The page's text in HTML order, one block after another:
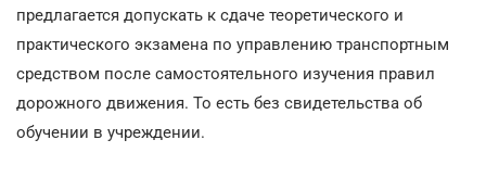
предлагается допускать к сдаче теоретического и
практического экзамена по управлению транспортным
средством после самостоятельного изучения правил
дорожного движения. То есть без свидетельства об
обучении в учреждении.